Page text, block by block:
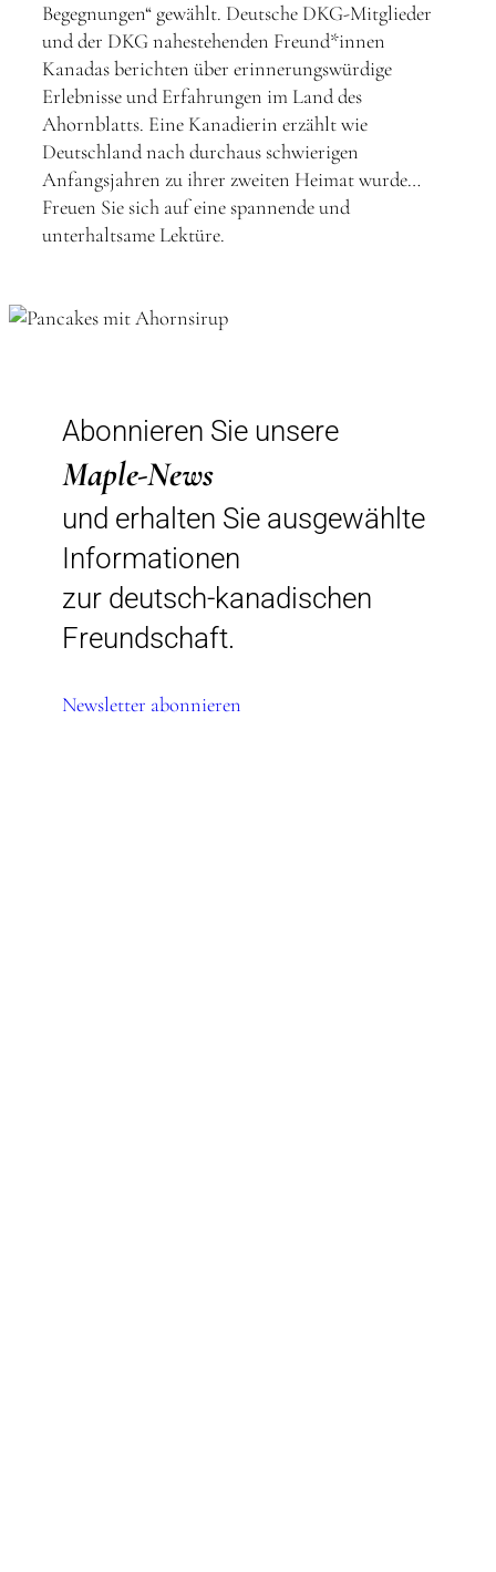
Begegnungen“ gewählt. Deutsche DKG-Mitglieder
und der DKG nahestehenden Freund*innen
Kanadas berichten über erinnerungswürdige
Erlebnisse und Erfahrungen im Land des
Ahornblatts. Eine Kanadierin erzählt wie
Deutschland nach durchaus schwierigen
Anfangsjahren zu ihrer zweiten Heimat wurde…
Freuen Sie sich auf eine spannende und
unterhaltsame Lektüre.
Abonnieren Sie unsere
Maple-News
und erhalten Sie ausgewählte
Informationen
zur deutsch-kanadischen
Freundschaft.
Newsletter abonnieren